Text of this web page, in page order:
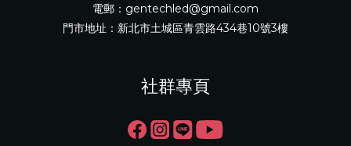
電郵：gentechled@gmail.com
門市地址：新北市土城區青雲路434巷10號3樓
社群專頁